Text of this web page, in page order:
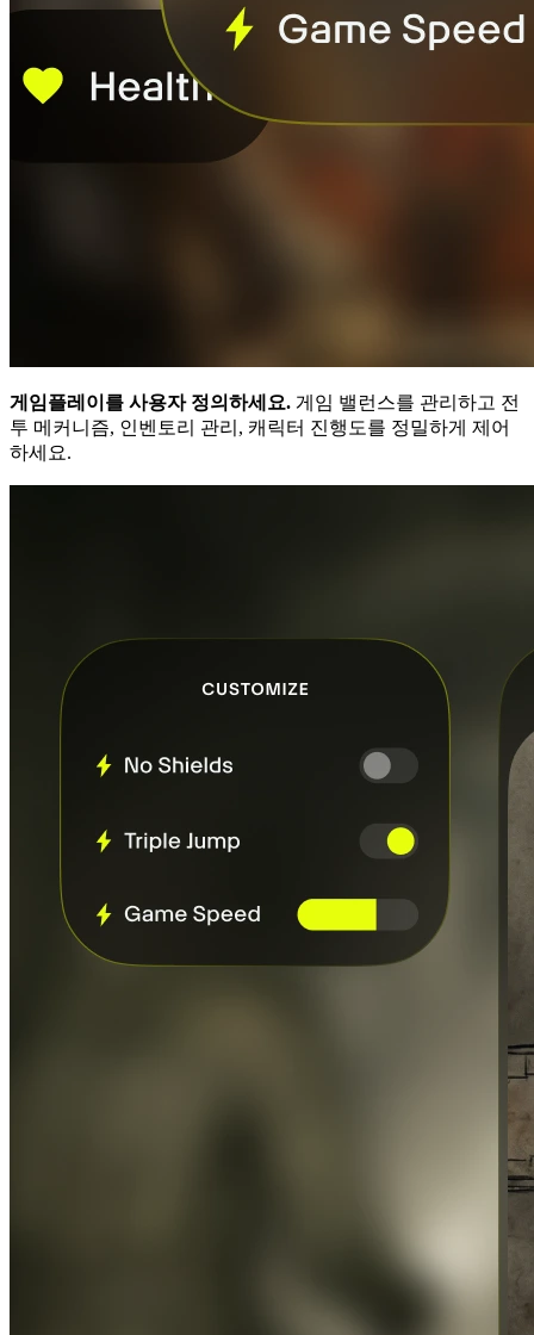
게임플레이를 사용자 정의하세요. 게임 밸런스를 관리하고 전
투 메커니즘, 인벤토리 관리, 캐릭터 진행도를 정밀하게 제어
하세요.